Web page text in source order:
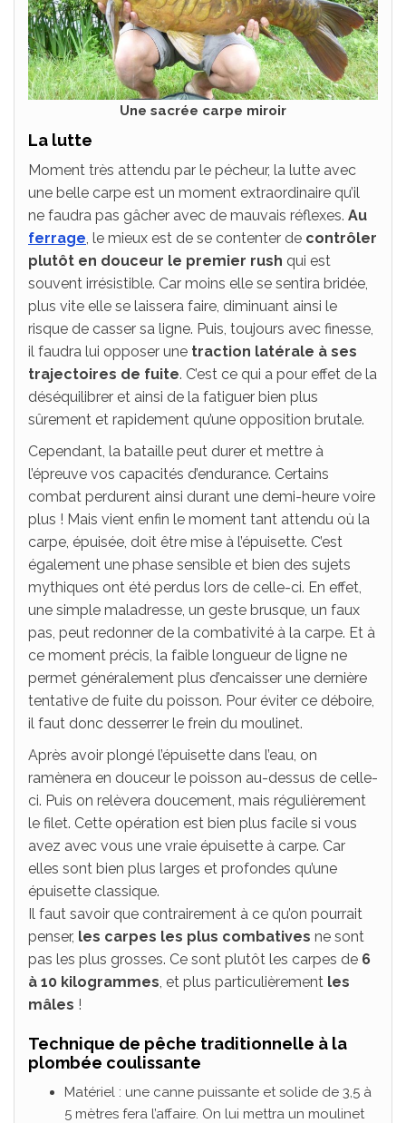
Une sacrée carpe miroir
La lutte
Moment très attendu par le pécheur, la lutte avec
une belle carpe est un moment extraordinaire qu’il
ne faudra pas gâcher avec de mauvais réflexes. Au
ferrage, le mieux est de se contenter de contrôler
plutôt en douceur le premier rush qui est
souvent irrésistible. Car moins elle se sentira bridée,
plus vite elle se laissera faire, diminuant ainsi le
risque de casser sa ligne. Puis, toujours avec finesse,
il faudra lui opposer une traction latérale à ses
trajectoires de fuite. C’est ce qui a pour effet de la
déséquilibrer et ainsi de la fatiguer bien plus
sûrement et rapidement qu’une opposition brutale.
Cependant, la bataille peut durer et mettre à
l’épreuve vos capacités d’endurance. Certains
combat perdurent ainsi durant une demi-heure voire
plus ! Mais vient enfin le moment tant attendu où la
carpe, épuisée, doit être mise à l’épuisette. C’est
également une phase sensible et bien des sujets
mythiques ont été perdus lors de celle-ci. En effet,
une simple maladresse, un geste brusque, un faux
pas, peut redonner de la combativité à la carpe. Et à
ce moment précis, la faible longueur de ligne ne
permet généralement plus d’encaisser une dernière
tentative de fuite du poisson. Pour éviter ce déboire,
il faut donc desserrer le frein du moulinet.
Après avoir plongé l’épuisette dans l’eau, on
ramènera en douceur le poisson au-dessus de celle-
ci. Puis on relèvera doucement, mais régulièrement
le filet. Cette opération est bien plus facile si vous
avez avec vous une vraie épuisette à carpe. Car
elles sont bien plus larges et profondes qu’une
épuisette classique.
Il faut savoir que contrairement à ce qu’on pourrait
penser, les carpes les plus combatives ne sont
pas les plus grosses. Ce sont plutôt les carpes de 6
à 10 kilogrammes, et plus particulièrement les
mâles !
Technique de pêche traditionnelle à la
plombée coulissante
Matériel : une canne puissante et solide de 3,5 à
5 mètres fera l’affaire. On lui mettra un moulinet